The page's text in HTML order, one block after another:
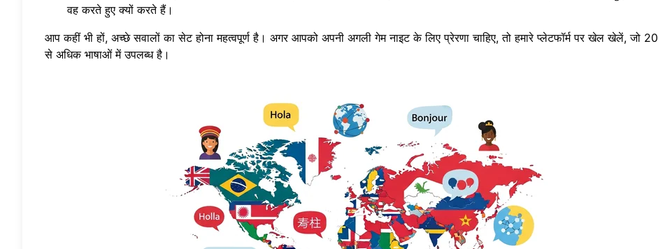
वह करते हुए क्यों करते हैं।
आप कहीं भी हों, अच्छे सवालों का सेट होना महत्वपूर्ण है। अगर आपको अपनी अगली गेम नाइट के लिए प्रेरणा चाहिए, तो हमारे प्लेटफॉर्म परखेल खेलें, जो 20
से अधिक भाषाओं में उपलब्ध है।